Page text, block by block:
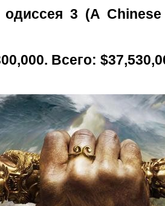
одиссея 3 (A
Всего: